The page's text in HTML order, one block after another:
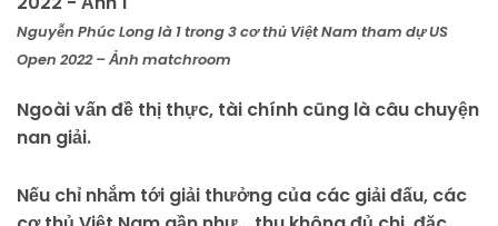
Nguyễn Phúc Long là 1 trong 3 cơ thủ Việt Nam tham dự US
Open 2022 – Ảnh matchroom
Ngoài vấn đề thị thực, tài chính cũng là câu chuyện
nan giải.
Nếu chỉ nhắm tới giải thưởng của các giải đấu, các